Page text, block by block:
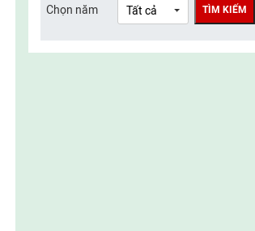
UBMTTQ Việt Nam tỉnh Thái Nguyên
Chọn năm TÌM KIẾM